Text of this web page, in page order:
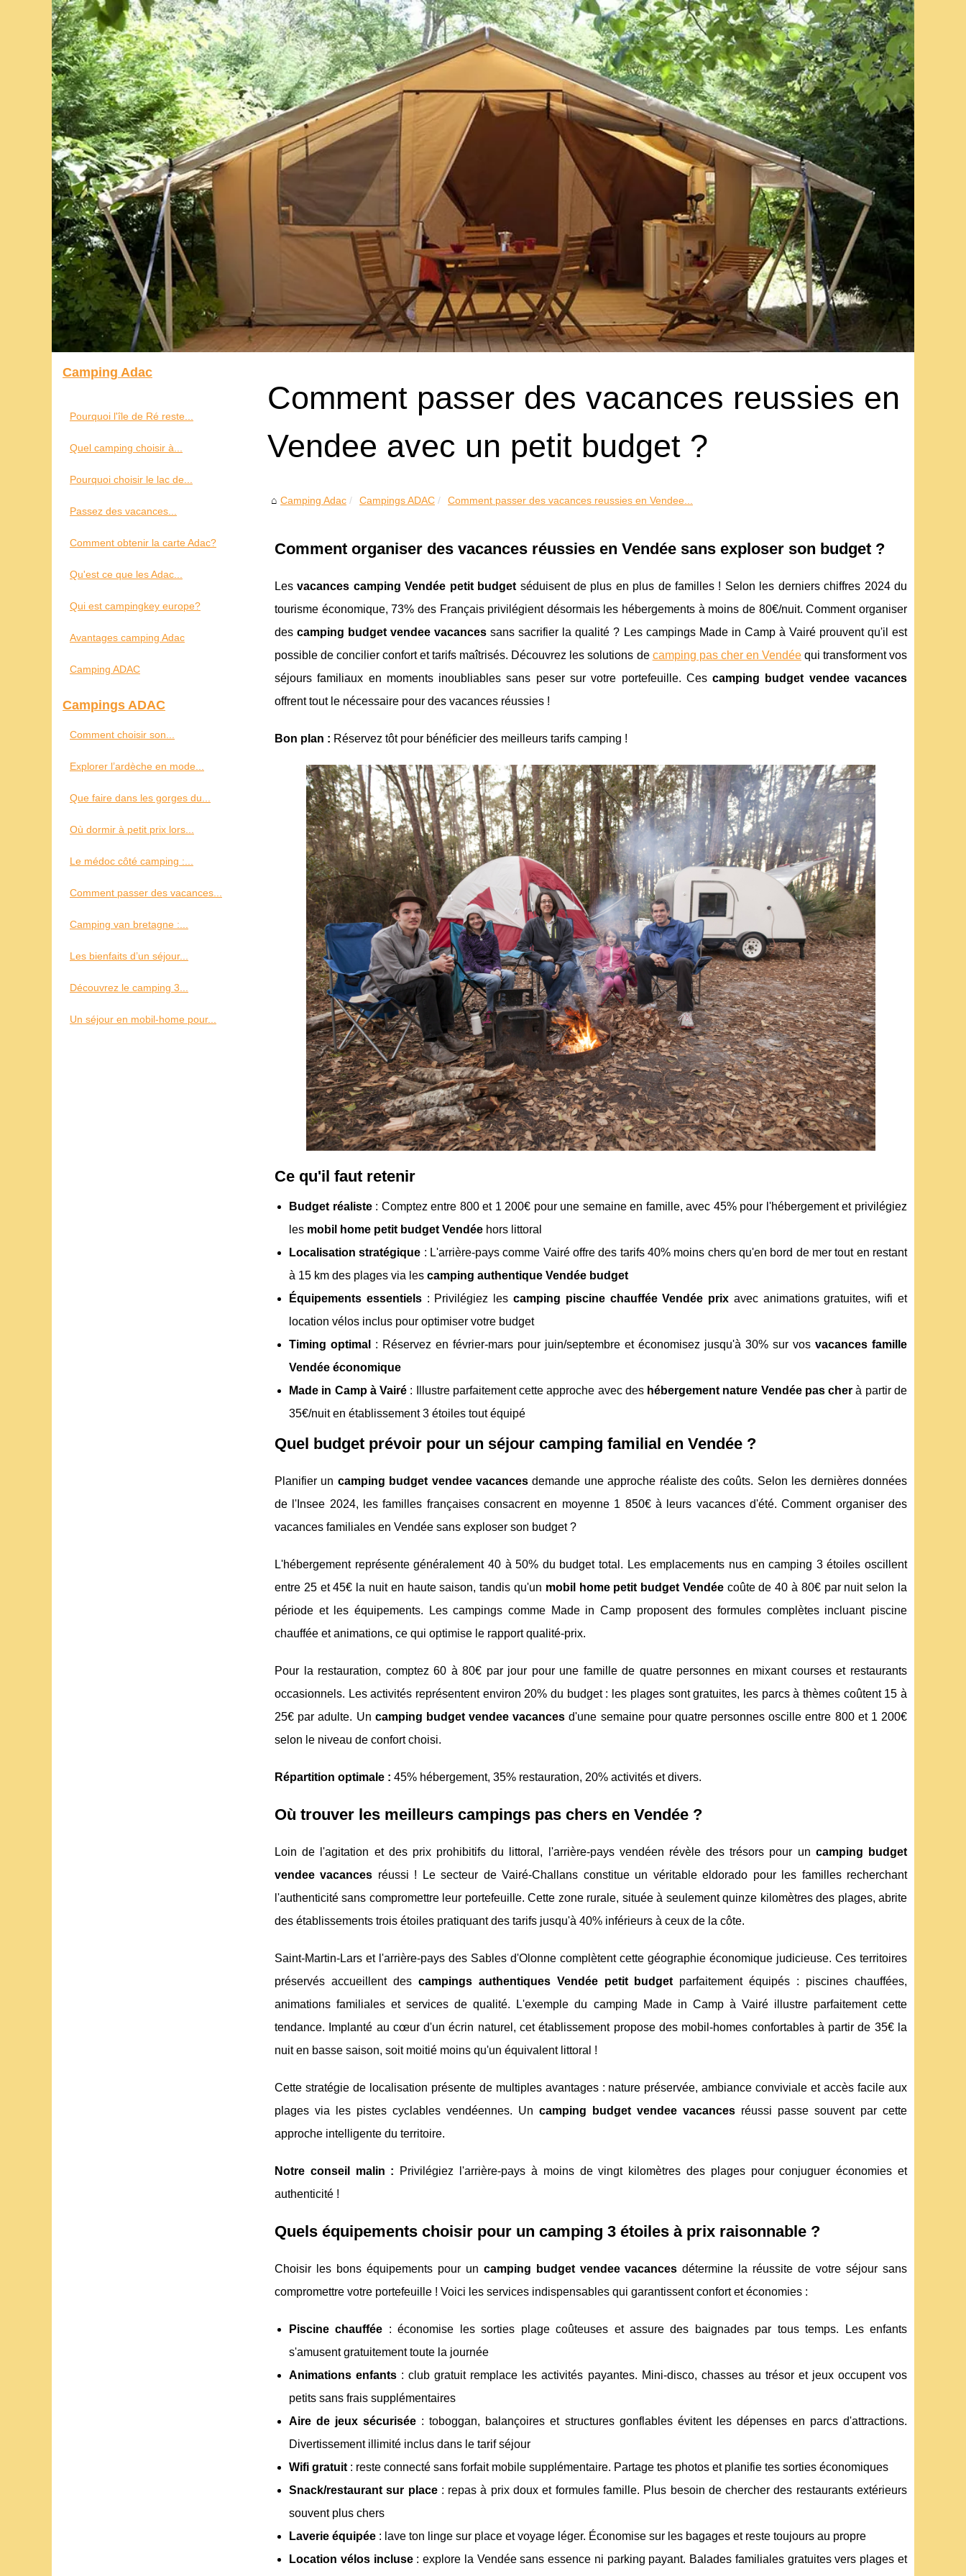
Comment passer des vacances reussies en
Vendee avec un petit budget ?
Camping Adac Campings ADAC Comment passer des vacances reussies en Vendee...
Comment organiser des vacances réussies en Vendée sans exploser son budget ?
Lesvacances camping Vendée petit budget séduisent de plus en plus de familles ! Selon les derniers chiffres 2024 du
tourisme économique, 73% des Français privilégient désormais les hébergements à moins de 80€/nuit. Comment organiser
descamping budget vendee vacances sans sacrifier la qualité ? Les campings Made in Camp à Vairé prouvent qu'il est
possible de concilier confort et tarifs maîtrisés. Découvrez les solutions de camping pas cher en Vendéequi transforment vos
séjours familiaux en moments inoubliables sans peser sur votre portefeuille. Cescamping budget vendeevacances
offrent tout le nécessaire pour des vacances réussies !
Bon plan : Réservez tôt pour bénéficier des meilleurs tarifs camping !
Ce qu'il faut retenir
Budget réaliste: Comptez entre 800 et 1 200€ pour une semaine en famille, avec 45% pour l'hébergement et privilégiez
les mobil home petit budget Vendée hors littoral
Localisation stratégique : L'arrière-pays comme Vairé offre des tarifs 40% moins chers qu'en bord de mer tout en restant
à 15 km des plages via les camping authentique Vendée budget
Équipements essentiels: Privilégiez les camping piscine chauffée Vendée prix avec animations gratuites, wifi et
location vélos inclus pour optimiser votre budget
Timing optimal
: Réservez en février-mars pour juin/septembre et économisez jusqu'à 30% sur vos vacances famille
Vendée économique
Made in Camp à Vairé : Illustre parfaitement cette approche avec des hébergement nature Vendée pas cher à partir de
35€/nuit en établissement 3 étoiles tout équipé
Quel budget prévoir pour un séjour camping familial en Vendée ?
Planifier un camping budget vendee vacances demande une approche réaliste des coûts. Selon les dernières données
de l'Insee 2024, les familles françaises consacrent en moyenne 1 850€ à leurs vacances d'été. Comment organiser des
vacances familiales en Vendée sans exploser son budget ?
L'hébergement représente généralement 40 à 50% du budget total. Les emplacements nus en camping 3 étoiles oscillent
entre 25 et 45€ la nuit en haute saison, tandis qu'un mobil home petit budget Vendéecoûte de 40 à 80€ par nuit selon la
période et les équipements. Les campings comme Made in Camp proposent des formules complètes incluant piscine
chauffée et animations, ce qui optimise le rapport qualité-prix.
Pour la restauration, comptez 60 à 80€ par jour pour une famille de quatre personnes en mixant courses et restaurants
occasionnels. Les activités représentent environ 20% du budget : les plages sont gratuites, les parcs à thèmes coûtent 15 à
25€ par adulte. Un camping budget vendee vacances d'une semaine pour quatre personnes oscille entre 800 et 1 200€
selon le niveau de confort choisi.
Répartition optimale : 45% hébergement, 35% restauration, 20% activités et divers.
Où trouver les meilleurs campings pas chers en Vendée ?
Loin de l'agitation et des prix prohibitifs du littoral, l'arrière-pays vendéen révèle des trésors pour un camping budget
vendee vacances réussi ! Le secteur de Vairé-Challans constitue un véritable eldorado pour les familles recherchant
l'authenticité sans compromettre leur portefeuille. Cette zone rurale, située à seulement quinze kilomètres des plages, abrite
des établissements trois étoiles pratiquant des tarifs jusqu'à 40% inférieurs à ceux de la côte.
Saint-Martin-Lars et l'arrière-pays des Sables d'Olonne complètent cette géographie économique judicieuse. Ces territoires
préservés accueillent des campings authentiques Vendée petit budgetparfaitement équipés : piscines chauffées,
animations familiales et services de qualité. L'exemple du camping Made in Camp à Vairé illustre parfaitement cette
tendance. Implanté au cœur d'un écrin naturel, cet établissement propose des mobil-homes confortables à partir de 35€ la
nuit en basse saison, soit moitié moins qu'un équivalent littoral !
Cette stratégie de localisation présente de multiples avantages : nature préservée, ambiance conviviale et accès facile aux
plages via les pistes cyclables vendéennes. Un camping budget vendee vacances réussi passe souvent par cette
approche intelligente du territoire.
Notre conseil malin : Privilégiez l'arrière-pays à moins de vingt kilomètres des plages pour conjuguer économies et
authenticité !
Quels équipements choisir pour un camping 3 étoiles à prix raisonnable ?
Choisir les bons équipements pour un camping budget vendee vacances détermine la réussite de votre séjour sans
compromettre votre portefeuille ! Voici les services indispensables qui garantissent confort et économies :
Piscine chauffée : économise les sorties plage coûteuses et assure des baignades par tous temps. Les enfants
s'amusent gratuitement toute la journée
Animations enfants : club gratuit remplace les activités payantes. Mini-disco, chasses au trésor et jeux occupent vos
petits sans frais supplémentaires
Aire de jeux sécurisée : toboggan, balançoires et structures gonflables évitent les dépenses en parcs d'attractions.
Divertissement illimité inclus dans le tarif séjour
Wifi gratuit: reste connecté sans forfait mobile supplémentaire. Partage tes photos et planifie tes sorties économiques
Snack/restaurant sur place: repas à prix doux et formules famille. Plus besoin de chercher des restaurants extérieurs
souvent plus chers
Laverie équipée : lave ton linge sur place et voyage léger. Économise sur les bagages et reste toujours au propre
Location vélos incluse: explore la Vendée sans essence ni parking payant. Balades familiales gratuites vers plages et
Camping Adac
Pourquoi l'île de Ré reste...
Quel camping choisir à...
Pourquoi choisir le lac de...
Passez des vacances...
Comment obtenir la carte Adac?
Qu'est ce que les Adac...
Qui est campingkey europe?
Avantages camping Adac
Camping ADAC
Campings ADAC
Comment choisir son...
Explorer l’ardèche en mode...
Que faire dans les gorges du...
Où dormir à petit prix lors...
Le médoc côté camping :...
Comment passer des vacances...
Camping van bretagne :...
Les bienfaits d’un séjour...
Découvrez le camping 3...
Un séjour en mobil-home pour...